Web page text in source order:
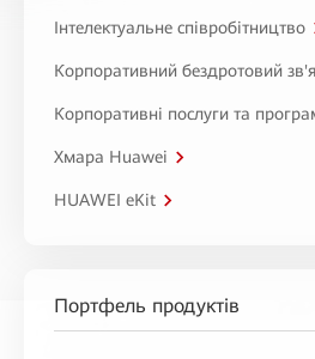
Інтелектуальне співробітництво
Корпоративний бездротовий
Корпоративні послуги та
Хмара Huawei
HUAWEI eKit
Портфель продуктів